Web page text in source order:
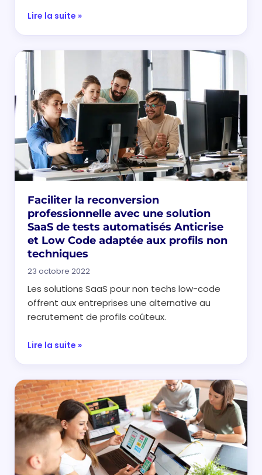
Lire la suite »
Faciliter la reconversion
professionnelle avec une solution
SaaS de tests automatisés Anticrise
et Low Code adaptée aux profils non
techniques
23 octobre 2022
Les solutions SaaS pour non techs low-code
offrent aux entreprises une alternative au
recrutement de profils coûteux.
Lire la suite »